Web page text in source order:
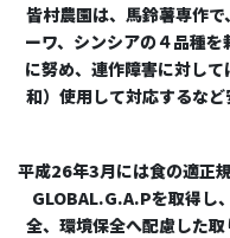
皆村農園は、馬鈴薯専作
ーワ、シンシアの４品種
に努め、連作障害に対し
和）使用して対応するな
平成26年3月には食の適正
GLOBAL.G.A.Pを取得し
全、環境保全へ配慮した